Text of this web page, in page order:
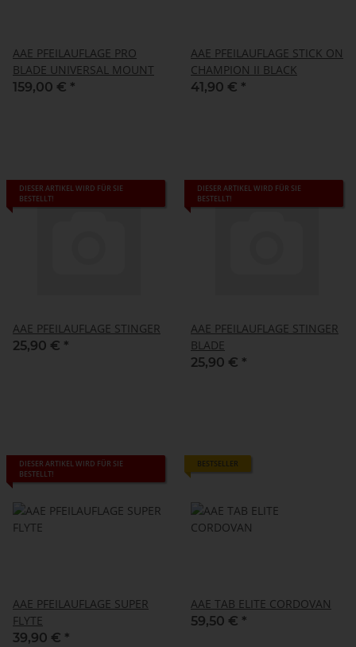
AAE PFEILAUFLAGE PRO
BLADE UNIVERSAL MOUNT
159,00 € *
AAE PFEILAUFLAGE STICK ON
CHAMPION II BLACK
41,90 € *
DIESER ARTIKEL WIRD FÜR SIE
BESTELLT!
AAE PFEILAUFLAGE STINGER
25,90 € *
DIESER ARTIKEL WIRD FÜR SIE
BESTELLT!
AAE PFEILAUFLAGE STINGER
BLADE
25,90 € *
DIESER ARTIKEL WIRD FÜR SIE
BESTELLT!
AAE PFEILAUFLAGE SUPER
FLYTE
39,90 € *
BESTSELLER
AAE TAB ELITE CORDOVAN
59,50 € *